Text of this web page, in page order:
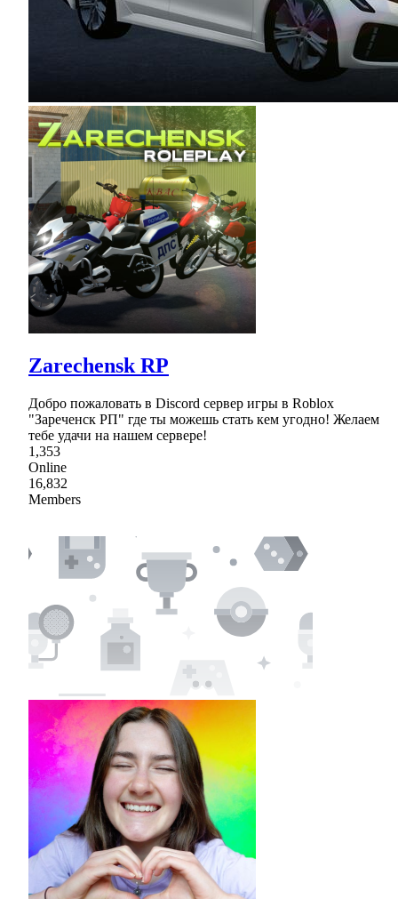
Zarechensk RP
Добро пожаловать в Discord сервер игры в Roblox
"Зареченск РП" где ты можешь стать кем угодно! Желаем
тебе удачи на нашем сервере!
1,353
Online
16,832
Members